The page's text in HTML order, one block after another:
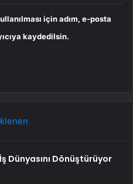
için adım, e-posta
kaydedilsin.
Dünyasını Dönüştürüyor